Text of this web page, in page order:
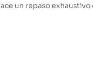
un repaso